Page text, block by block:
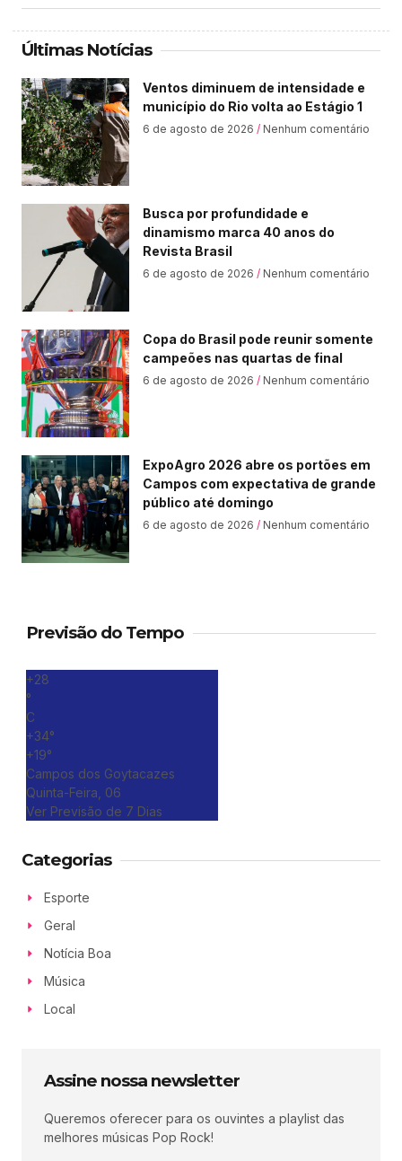
Últimas Notícias
Ventos diminuem de intensidade e
município do Rio volta ao Estágio 1
6 de agosto de 2026 Nenhum comentário
Busca por profundidade e
dinamismo marca 40 anos do
Revista Brasil
6 de agosto de 2026 Nenhum comentário
Copa do Brasil pode reunir somente
campeões nas quartas de final
6 de agosto de 2026 Nenhum comentário
ExpoAgro 2026 abre os portões em
Campos com expectativa de grande
público até domingo
6 de agosto de 2026 Nenhum comentário
Previsão do Tempo
+28
°
C
+34°
+19°
Campos dos Goytacazes
Quinta-Feira, 06
Ver Previsão de 7 Dias
Categorias
Esporte
Geral
Notícia Boa
Música
Local
Assine nossa newsletter
Queremos oferecer para os ouvintes a playlist das
melhores músicas Pop Rock!